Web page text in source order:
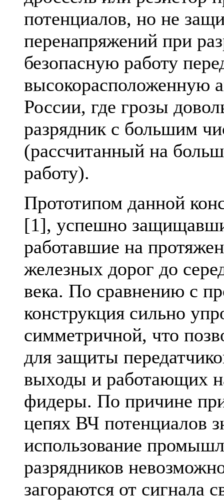
потенциалов, но не
перенапряжений при
безопасную работу
высокорасположенную
России, где грозы
разрядник с большим
(рассчитанный на
работу).
Прототипом данной
[1], успешно
работавшие на
железных дорог до
века. По сравнению с
конструкция сильно
симметричной, что
для защиты
выходы и работающих
фидеры. По причине
цепях ВЧ потенциалов
использование
разрядников
загораются от сигнала